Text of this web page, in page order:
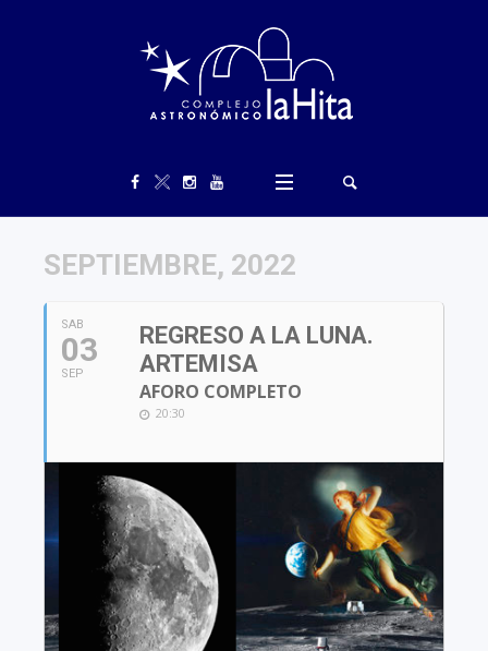
SEPTIEMBRE, 2022
SAB
03
SEP
REGRESO A LA LUNA.
ARTEMISA
AFORO COMPLETO
20:30